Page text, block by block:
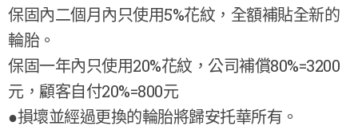
保固內二個月內只使用5%花紋，全額補貼全新的
輪胎。
保固一年內只使用20%花紋，公司補償80%=3200
元，顧客自付20%=800元
●損壞並經過更換的輪胎將歸安托華所有。